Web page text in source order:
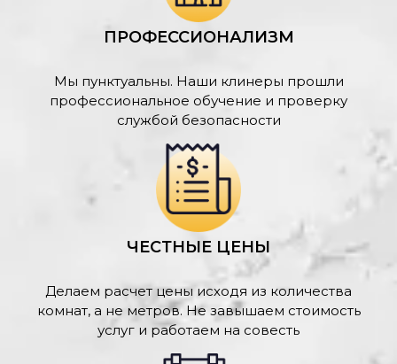
ПРОФЕССИОНАЛИЗМ
Мы пунктуальны. Наши клинеры прошли
профессиональное обучение и проверку
службой безопасности
ЧЕСТНЫЕ ЦЕНЫ
Делаем расчет цены исходя из количества
комнат, а не метров. Не завышаем стоимость
услуг и работаем на совесть